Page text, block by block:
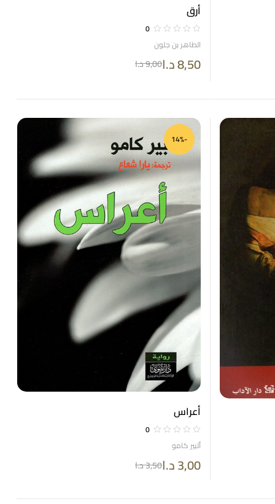
أرق
0
الطاهر بن جلون
9,00د.ا 8,50د.ا
-14%
أعراس
0
ألبير كامو
3,50د.ا 3,00د.ا